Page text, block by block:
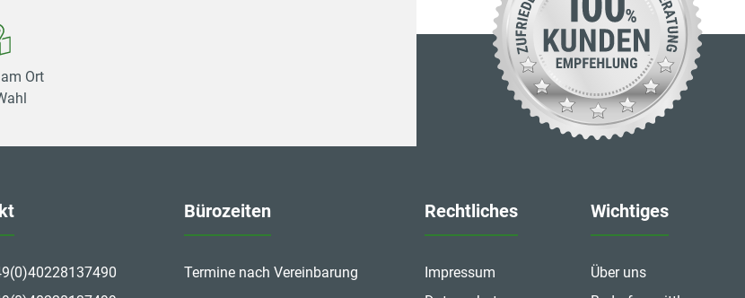
Ort
Bürozeiten
Termine nach Vereinbarung
Rechtliches
Impressum
Wichtiges
Über uns